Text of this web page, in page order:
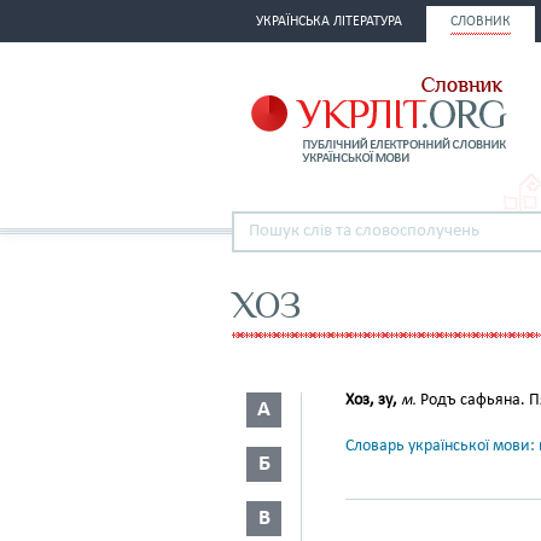
УКРАЇНСЬКА ЛІТЕРАТУРА СЛОВНИК
ХОЗ
А
Б
В
Хоз, зу, м. Родъ сафьяна.
Словарь української